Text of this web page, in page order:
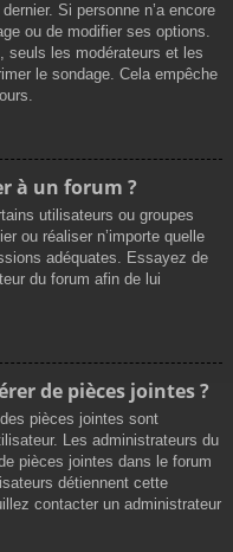
Si personne n’a encore
ou de modifier ses options.
seuls les modérateurs et les
le sondage. Cela empêche
à un forum ?
utilisateurs ou groupes
ou réaliser n’importe quelle
adéquates. Essayez de
du forum afin de lui
de pièces jointes ?
pièces jointes sont
Les administrateurs du
pièces jointes dans le forum
détiennent cette
contacter un administrateur